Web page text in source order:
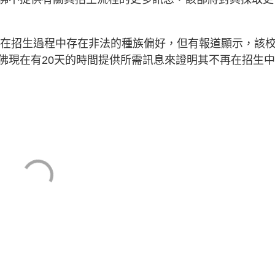
招生過程中存在非法的種族偏好，但有報道顯示，該
現在有20天的時間提供所需訊息來證明其不再在招生